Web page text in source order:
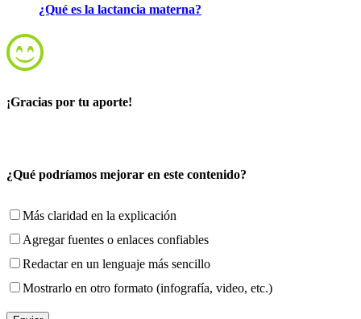
¿Qué es la lactancia materna?
¡Gracias por tu aporte!
¿Qué podríamos mejorar en este contenido?
Más claridad en la explicación
Agregar fuentes o enlaces confiables
Redactar en un lenguaje más sencillo
Mostrarlo en otro formato (infografía, video, etc.)